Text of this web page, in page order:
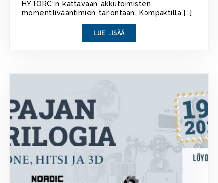
HYTORC:in kattavaan akkutoimisten
momenttivääntimien tarjontaan. Kompaktilla […]
LUE LISÄÄ